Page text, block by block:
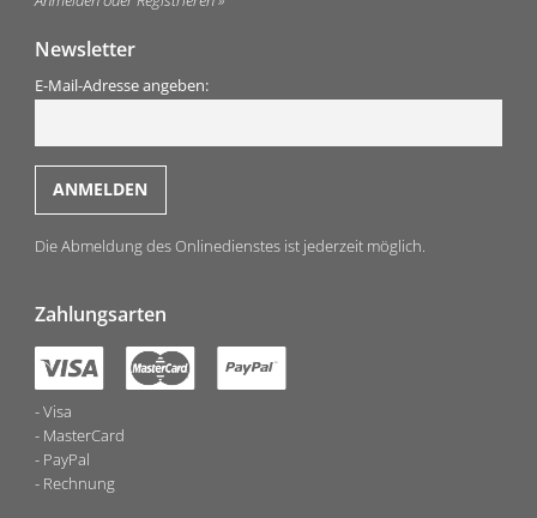
Newsletter
E-Mail-Adresse angeben:
Die Abmeldung des Onlinedienstes ist jederzeit möglich.
Zahlungsarten
Visa
MasterCard
PayPal
Rechnung